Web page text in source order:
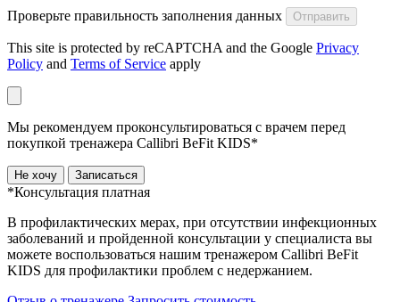
Проверьте правильность заполнения данных Отправить
This site is protected by reCAPTCHA and the Google Privacy
Policy and Terms of Service apply
Мы рекомендуем проконсультироваться с врачем перед
покупкой тренажера Callibri BeFit KIDS*
Не хочу Записаться
*Консультация платная
В профилактических мерах, при отсутствии инфекционных
заболеваний и пройденной консультации у специалиста вы
можете воспользоваться нашим тренажером Сallibri BeFit
KIDS для профилактики проблем с недержанием.